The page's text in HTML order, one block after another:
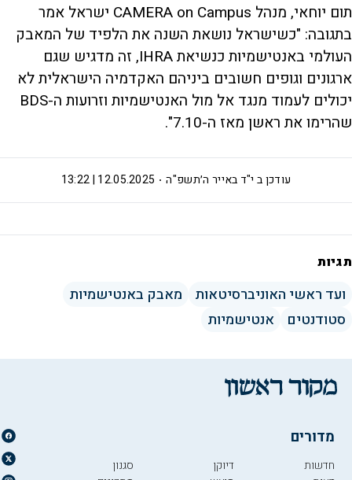
תום יוחאי, מנהל CAMERA on Campus ישראל אמר
בתגובה: "כשישראל נושאת השנה את הלפיד של המאבק
העולמי באנטישמיות כנשיאת IHRA, זה מדגיש שגם
ארגונים וגופים חשובים ביניהם האקדמיה הישראלית לא
יכולים לעמוד מנגד אל מול האנטישמיות וזרועות ה-BDS
שהרימו את ראשן מאז ה-7.10".
י"ד באייר ה׳תשפ"ה 12.05.2025 | 13:22 עודכן ב
תגיות
ועד ראשי האוניברסיטאות
מאבק באנטישמיות
סטודנטים
אנטישמיות
מדורים
חדשות
דיוקן
סגנון